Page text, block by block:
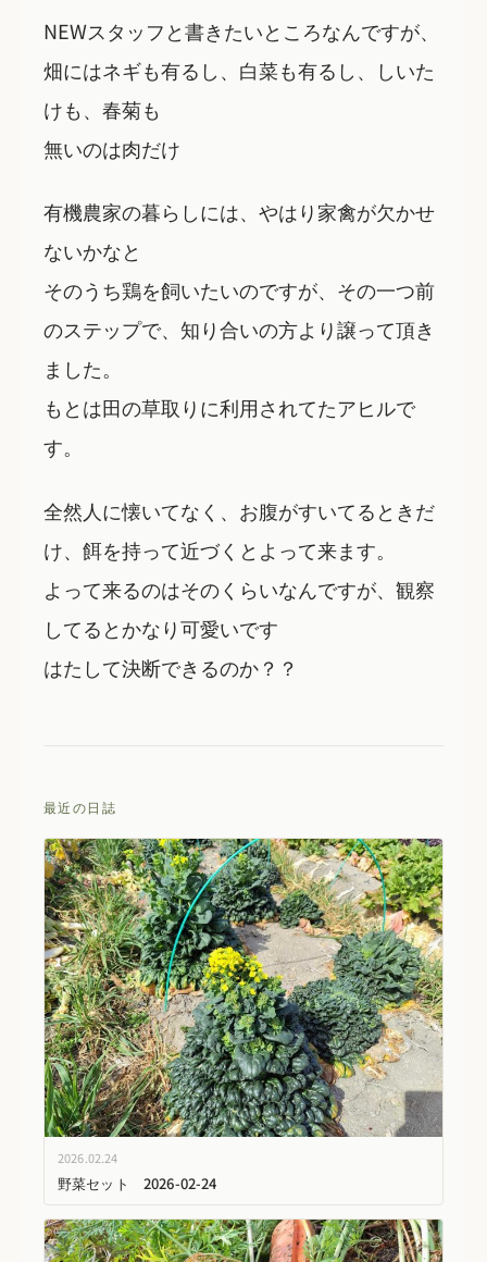
NEWスタッフと書きたいところなんですが、
畑にはネギも有るし、白菜も有るし、しいた
けも、春菊も
無いのは肉だけ
有機農家の暮らしには、やはり家禽が欠かせ
ないかなと
そのうち鶏を飼いたいのですが、その一つ前
のステップで、知り合いの方より譲って頂き
ました。
もとは田の草取りに利用されてたアヒルで
す。
全然人に懐いてなく、お腹がすいてるときだ
け、餌を持って近づくとよって来ます。
よって来るのはそのくらいなんですが、観察
してるとかなり可愛いです
はたして決断できるのか？？
最近の日誌
2026.02.24
野菜セット 2026-02-24